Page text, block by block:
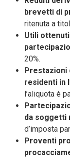
brevetti di
ritenuta a
Utili
20%.
Prestazioni
residenti in
l’aliquota è
da soggetti
d’imposta
Proventi